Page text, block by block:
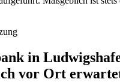
in
vor Ort